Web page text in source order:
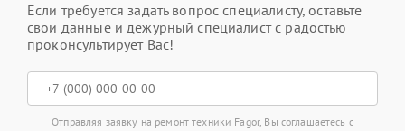
Если требуется задать вопрос специалисту, оставьте
свои данные и дежурный специалист с радостью
проконсультирует Вас!
Отправляя заявку на ремонт техники Fagor, Вы соглашаетесь с